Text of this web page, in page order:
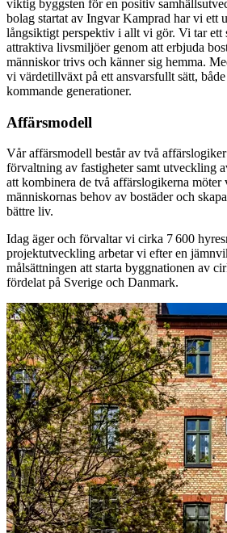
viktig byggsten för en positiv
bolag startat av Ingvar Kamprad har vi ett
långsiktigt perspektiv i allt vi gör. Vi tar ett
attraktiva livsmiljöer genom att erbjuda
människor trivs och känner sig hemma.
vi värdetillväxt på ett ansvarsfullt sätt,
kommande generationer.
Affärsmodell
Vår affärsmodell består av två
förvaltning av fastigheter samt utveckling
att kombinera de två affärslogikerna möter
människornas behov av bostäder och
bättre liv.
Idag äger och förvaltar vi cirka 7 600
projektutveckling arbetar vi efter en
målsättningen att starta byggnationen av
fördelat på Sverige och Danmark.